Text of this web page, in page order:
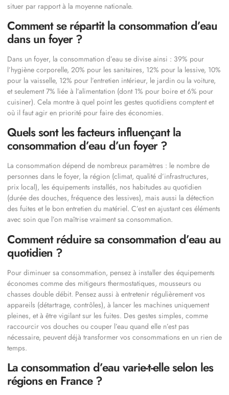
situer par rapport à la moyenne nationale.
Comment se répartit la consommation d’eau
dans un foyer ?
Dans un foyer, la consommation d’eau se divise ainsi : 39% pour
l’hygiène corporelle, 20% pour les sanitaires, 12% pour la lessive, 10%
pour la vaisselle, 12% pour l’entretien intérieur, le jardin ou la voiture,
et seulement 7% liée à l’alimentation (dont 1% pour boire et 6% pour
cuisiner). Cela montre à quel point les gestes quotidiens comptent et
où il faut agir en priorité pour faire des économies.
Quels sont les facteurs influençant la
consommation d’eau d’un foyer ?
La consommation dépend de nombreux paramètres : le nombre de
personnes dans le foyer, la région (climat, qualité d’infrastructures,
prix local), les équipements installés, nos habitudes au quotidien
(durée des douches, fréquence des lessives), mais aussi la détection
des fuites et le bon entretien du matériel. C’est en ajustant ces éléments
avec soin que l’on maîtrise vraiment sa consommation.
Comment réduire sa consommation d’eau au
quotidien ?
Pour diminuer sa consommation, pensez à installer des équipements
économes comme des mitigeurs thermostatiques, mousseurs ou
chasses double débit. Pensez aussi à entretenir régulièrement vos
appareils (détartrage, contrôles), à lancer les machines uniquement
pleines, et à être vigilant sur les fuites. Des gestes simples, comme
raccourcir vos douches ou couper l’eau quand elle n’est pas
nécessaire, peuvent déjà transformer vos consommations en un rien de
temps.
La consommation d’eau varie-t-elle selon les
régions en France ?